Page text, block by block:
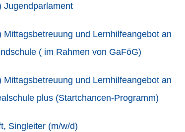
Jugendparlament
Mittagsbetreuung und Lernhilfeangebot an
( im Rahmen von GaFöG)
Mittagsbetreuung und Lernhilfeangebot an
plus (Startchancen-Programm)
Singleiter (m/w/d)